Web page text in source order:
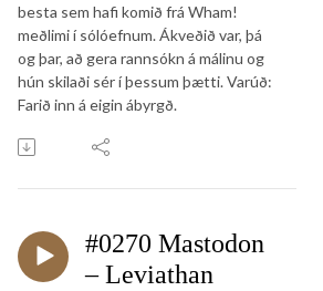
besta sem hafi komið frá Wham!
meðlimi í sólóefnum. Ákveðið var, þá
og þar, að gera rannsókn á málinu og
hún skilaði sér í þessum þætti. Varúð:
Farið inn á eigin ábyrgð.
#0270 Mastodon
– Leviathan